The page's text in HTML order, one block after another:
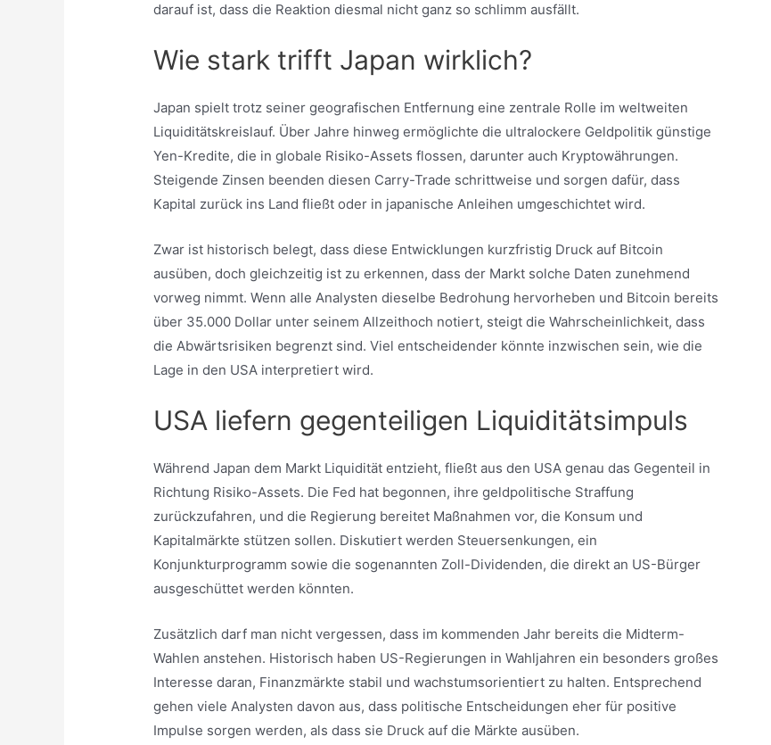
darauf ist, dass die Reaktion diesmal nicht ganz so schlimm ausfällt.
Wie stark trifft Japan wirklich?
Japan spielt trotz seiner geografischen Entfernung eine zentrale Rolle im weltweiten
Liquiditätskreislauf. Über Jahre hinweg ermöglichte die ultralockere Geldpolitik günstige
Yen-Kredite, die in globale Risiko-Assets flossen, darunter auch Kryptowährungen.
Steigende Zinsen beenden diesen Carry-Trade schrittweise und sorgen dafür, dass
Kapital zurück ins Land fließt oder in japanische Anleihen umgeschichtet wird.
Zwar ist historisch belegt, dass diese Entwicklungen kurzfristig Druck auf Bitcoin
ausüben, doch gleichzeitig ist zu erkennen, dass der Markt solche Daten zunehmend
vorweg nimmt. Wenn alle Analysten dieselbe Bedrohung hervorheben und Bitcoin bereits
über 35.000 Dollar unter seinem Allzeithoch notiert, steigt die Wahrscheinlichkeit, dass
die Abwärtsrisiken begrenzt sind. Viel entscheidender könnte inzwischen sein, wie die
Lage in den USA interpretiert wird.
USA liefern gegenteiligen Liquiditätsimpuls
Während Japan dem Markt Liquidität entzieht, fließt aus den USA genau das Gegenteil in
Richtung Risiko-Assets. Die Fed hat begonnen, ihre geldpolitische Straffung
zurückzufahren, und die Regierung bereitet Maßnahmen vor, die Konsum und
Kapitalmärkte stützen sollen. Diskutiert werden Steuersenkungen, ein
Konjunkturprogramm sowie die sogenannten Zoll-Dividenden, die direkt an US-Bürger
ausgeschüttet werden könnten.
Zusätzlich darf man nicht vergessen, dass im kommenden Jahr bereits die Midterm-
Wahlen anstehen. Historisch haben US-Regierungen in Wahljahren ein besonders großes
Interesse daran, Finanzmärkte stabil und wachstumsorientiert zu halten. Entsprechend
gehen viele Analysten davon aus, dass politische Entscheidungen eher für positive
Impulse sorgen werden, als dass sie Druck auf die Märkte ausüben.